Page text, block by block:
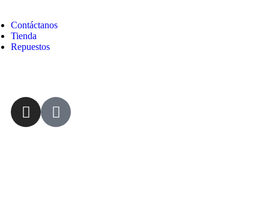
Contáctanos
Tienda
Repuestos